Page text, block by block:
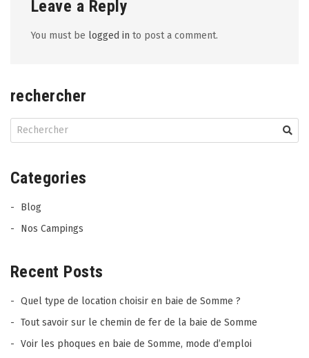
Leave a Reply
You must be logged in to post a comment.
rechercher
Categories
Blog
Nos Campings
Recent Posts
Quel type de location choisir en baie de Somme ?
Tout savoir sur le chemin de fer de la baie de Somme
Voir les phoques en baie de Somme, mode d’emploi